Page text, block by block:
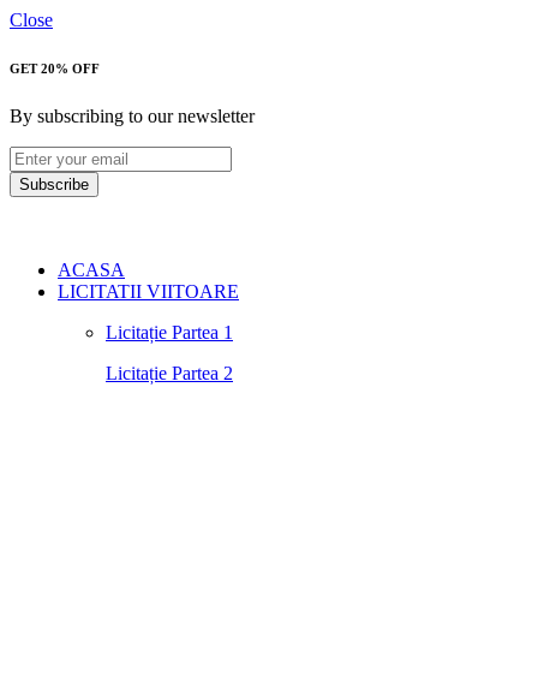
Close
GET 20% OFF
By subscribing to our newsletter
Subscribe
ACASA
LICITATII VIITOARE
Licitație Partea 1
Licitație Partea 2